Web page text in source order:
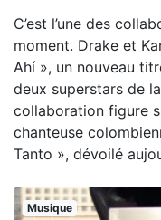
C’est l’une des
moment. Drake et
Ahí », un nouveau
deux superstars de
collaboration figure
chanteuse
Tanto », dévoilé
Musique